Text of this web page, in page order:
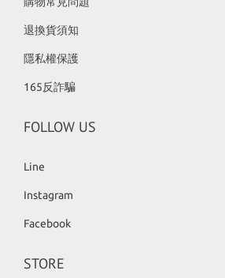
退換貨須知
隱私權保護
165反詐騙
FOLLOW US
Line
Instagram
Facebook
STORE